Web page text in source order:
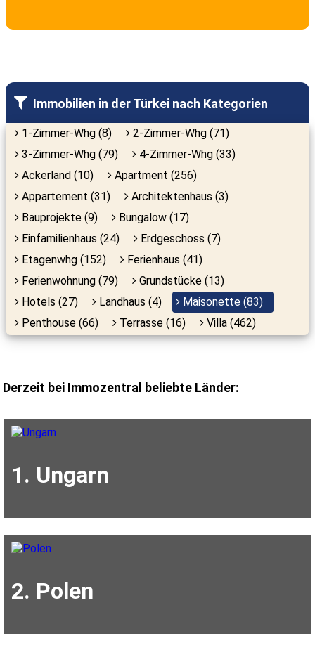
Immobilien in der Türkei nach Kategorien
1-Zimmer-Whg (8)
2-Zimmer-Whg (71)
3-Zimmer-Whg (79)
4-Zimmer-Whg (33)
Ackerland (10)
Apartment (256)
Appartement (31)
Architektenhaus (3)
Bauprojekte (9)
Bungalow (17)
Einfamilienhaus (24)
Erdgeschoss (7)
Etagenwhg (152)
Ferienhaus (41)
Ferienwohnung (79)
Grundstücke (13)
Hotels (27)
Landhaus (4)
Maisonette (83)
Penthouse (66)
Terrasse (16) Villa (462)
Derzeit bei Immozentral beliebte Länder:
1. Ungarn
2. Polen